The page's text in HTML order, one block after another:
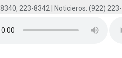
223-8342 | Noticieros: (922)